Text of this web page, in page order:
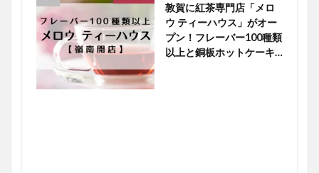
敦賀に紅茶専門店「メロ
ウ ティーハウス」がオー
プン！フレーバー100種類
以上と銅板ホットケーキ